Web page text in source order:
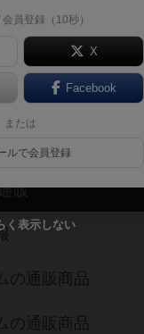
員登録（10秒）
X
Facebook
または
ルで会員登録
く表示しない
ス
覧
コラム
案内
販
の通販商品
の通販商品